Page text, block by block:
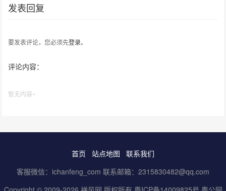
发表回复
要发表评论，您必须先登录。
评论内容：
暂无内容~
首页 站点地图
联系我们
客服微信：ichanfeng_com 联系邮箱：2315830482@qq.com